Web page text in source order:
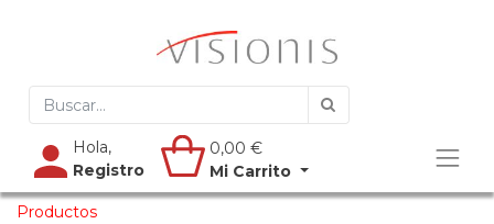
Hola,
Registro
0,00 €
Mi Carrito
Productos